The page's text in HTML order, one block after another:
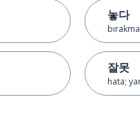
놓다
잘못
hata;